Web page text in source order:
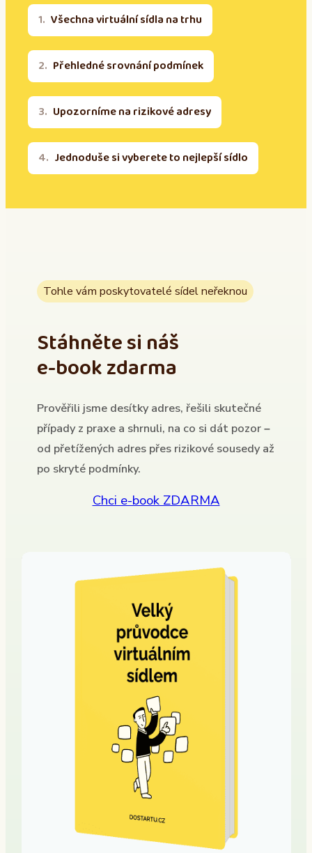
Všechna virtuální sídla na trhu
Přehledné srovnání podmínek
Upozorníme na rizikové adresy
Jednoduše si vyberete to nejlepší sídlo
Tohle vám poskytovatelé sídel neřeknou
Stáhněte si náš
e-book zdarma
Prověřili jsme desítky adres, řešili skutečné
případy z praxe a shrnuli, na co si dát pozor –
od přetížených adres přes rizikové sousedy až
po skryté podmínky.
Chci e-book ZDARMA